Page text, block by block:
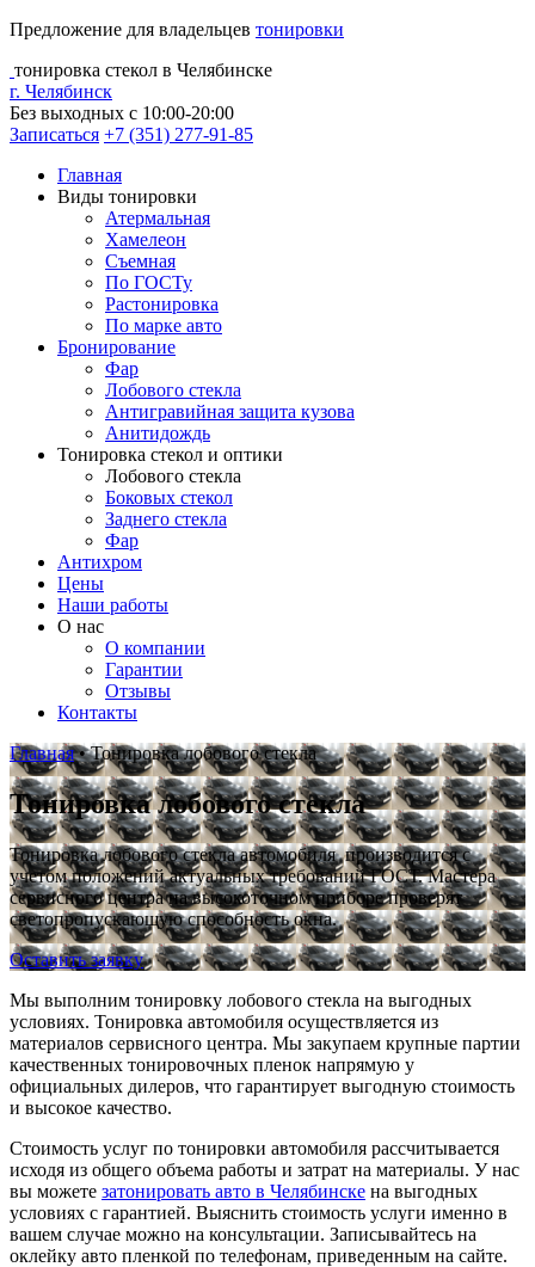
Предложение для владельцев тонировки
тонировка стекол в Челябинске
г. Челябинск
Без выходных с 10:00-20:00
Записаться +7 (351) 277-91-85
Главная
Виды тонировки
Атермальная
Хамелеон
Съемная
По ГОСТу
Растонировка
По марке авто
Бронирование
Фар
Лобового стекла
Антигравийная защита кузова
Анитидождь
Тонировка стекол и оптики
Лобового стекла
Боковых стекол
Заднего стекла
Фар
Антихром
Цены
Наши работы
О нас
О компании
Гарантии
Отзывы
Контакты
Главная•Тонировка лобового стекла
Тонировка лобового стекла
Тонировка лобового стекла автомобиля производится с
учетом положений актуальных требований ГОСТ. Мастера
сервисного центра на высокоточном приборе проверят
светопропускающую способность окна.
Оставить заявку
Мы выполним тонировку лобового стекла на выгодных
условиях. Тонировка автомобиля осуществляется из
материалов сервисного центра. Мы закупаем крупные партии
качественных тонировочных пленок напрямую у
официальных дилеров, что гарантирует выгодную стоимость
и высокое качество.
Стоимость услуг по тонировки автомобиля рассчитывается
исходя из общего объема работы и затрат на материалы. У нас
вы можете затонировать авто в Челябинске на выгодных
условиях с гарантией. Выяснить стоимость услуги именно в
вашем случае можно на консультации. Записывайтесь на
оклейку авто пленкой по телефонам, приведенным на сайте.